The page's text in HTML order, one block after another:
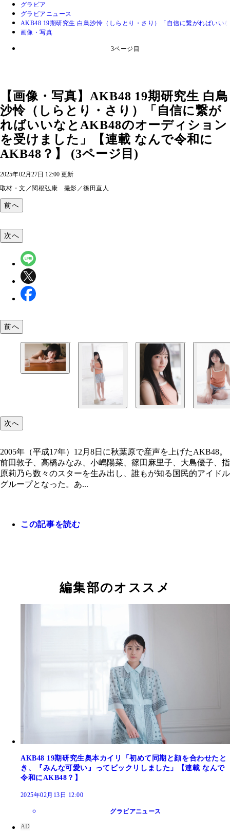
グラビア
グラビアニュース
AKB48 19期研究生 白鳥沙怜（しらとり・さり）「自信に繋がればい
画像・写真
3ページ目
【画像・写真】AKB48 19期研究生 白鳥
沙怜（しらとり・さり）「自信に繋が
ればいいなとAKB48のオーディション
を受けました」【連載 なんで令和に
AKB48？】 (3ページ目)
2025年02月27日 12:00 更新
取材・文／関根弘康 撮影／篠田直人
前へ
次へ
前へ
次へ
2005年（平成17年）12月8日に秋葉原で産声を上げたAKB48。
前田敦子、高橋みなみ、小嶋陽菜、篠田麻里子、大島優子、指
原莉乃ら数々のスターを生み出し、誰もが知る国民的アイドル
グループとなった。あ...
この記事を読む
編集部のオススメ
AKB48 19期研究生奥本カイリ「初めて同期と顔を合わせたと
き、『みんな可愛い』ってビックリしました」【連載 なんで
令和にAKB48？】
2025年02月13日 12:00
グラビアニュース